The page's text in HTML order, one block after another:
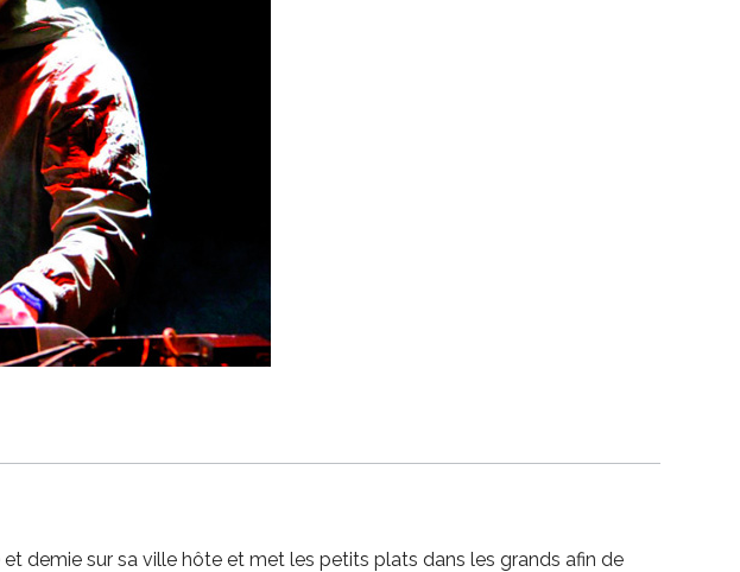
demie sur sa ville hôte et met les petits plats dans les grands afin de